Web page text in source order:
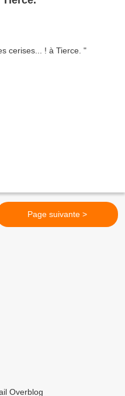
Page suivante >
Overblog